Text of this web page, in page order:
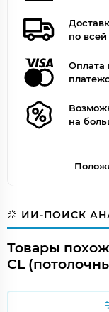
по
Оплата
на
ИИ-ПОИСК
Товары
CL